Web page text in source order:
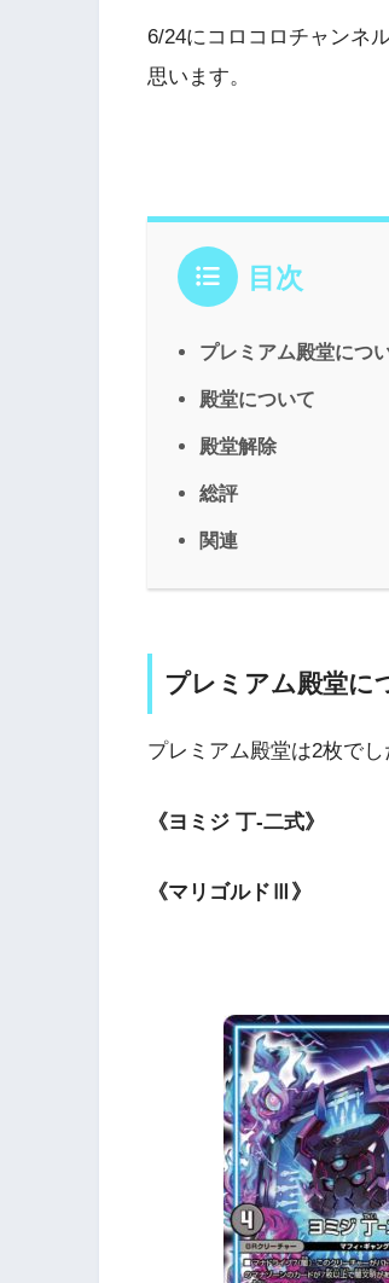
6/24にコロコロチャンネ
思います。
目次
プレミアム殿堂につ
殿堂について
殿堂解除
総評
関連
プレミアム殿堂に
プレミアム殿堂は2枚でし
《ヨミジ 丁-二式》
《マリゴルドⅢ》